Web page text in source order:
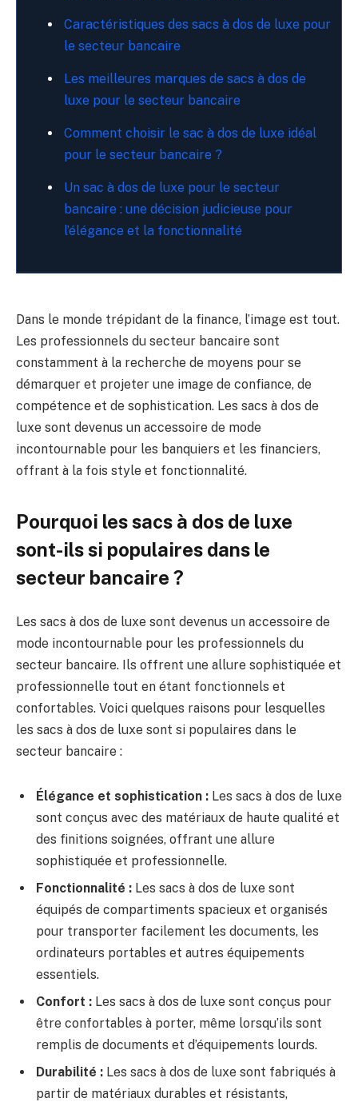
Caractéristiques des sacs à dos de luxe pour
le secteur bancaire
Les meilleures marques de sacs à dos de
luxe pour le secteur bancaire
Comment choisir le sac à dos de luxe idéal
pour le secteur bancaire ?
Un sac à dos de luxe pour le secteur
bancaire : une décision judicieuse pour
l’élégance et la fonctionnalité
Dans le monde trépidant de la finance, l’image est tout.
Les professionnels du secteur bancaire sont
constamment à la recherche de moyens pour se
démarquer et projeter une image de confiance, de
compétence et de sophistication. Les sacs à dos de
luxe sont devenus un accessoire de mode
incontournable pour les banquiers et les financiers,
offrant à la fois style et fonctionnalité.
Pourquoi les sacs à dos de luxe
sont-ils si populaires dans le
secteur bancaire ?
Les sacs à dos de luxe sont devenus un accessoire de
mode incontournable pour les professionnels du
secteur bancaire. Ils offrent une allure sophistiquée et
professionnelle tout en étant fonctionnels et
confortables. Voici quelques raisons pour lesquelles
les sacs à dos de luxe sont si populaires dans le
secteur bancaire :
Élégance et sophistication : Les sacs à dos de luxe
sont conçus avec des matériaux de haute qualité et
des finitions soignées, offrant une allure
sophistiquée et professionnelle.
Fonctionnalité : Les sacs à dos de luxe sont
équipés de compartiments spacieux et organisés
pour transporter facilement les documents, les
ordinateurs portables et autres équipements
essentiels.
Confort : Les sacs à dos de luxe sont conçus pour
être confortables à porter, même lorsqu’ils sont
remplis de documents et d’équipements lourds.
Durabilité : Les sacs à dos de luxe sont fabriqués à
partir de matériaux durables et résistants,